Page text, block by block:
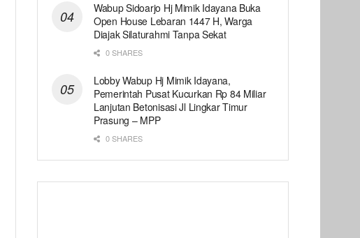
Wabup Sidoarjo Hj Mimik Idayana Buka
Open House Lebaran 1447 H, Warga
Diajak Silaturahmi Tanpa Sekat
0 SHARES
Lobby Wabup Hj Mimik Idayana,
Pemerintah Pusat Kucurkan Rp 84 Miliar
Lanjutan Betonisasi Jl Lingkar Timur
Prasung – MPP
0 SHARES